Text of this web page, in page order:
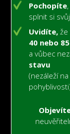
Pochopíte
splnit si
Uvidíte, že
40 nebo
a vůbec
stavu
(nezáleží